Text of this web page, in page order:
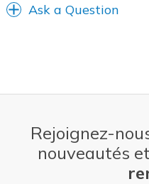
Ask a Question
Rejoignez-
nouveautés